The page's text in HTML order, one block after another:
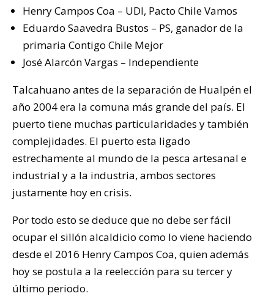
Henry Campos Coa – UDI, Pacto Chile Vamos
Eduardo Saavedra Bustos – PS, ganador de la
primaria Contigo Chile Mejor
José Alarcón Vargas – Independiente
Talcahuano antes de la separación de Hualpén el
año 2004 era la comuna más grande del país. El
puerto tiene muchas particularidades y también
complejidades. El puerto esta ligado
estrechamente al mundo de la pesca artesanal e
industrial y a la industria, ambos sectores
justamente hoy en crisis.
Por todo esto se deduce que no debe ser fácil
ocupar el sillón alcaldicio como lo viene haciendo
desde el 2016 Henry Campos Coa, quien además
hoy se postula a la reelección para su tercer y
último periodo.